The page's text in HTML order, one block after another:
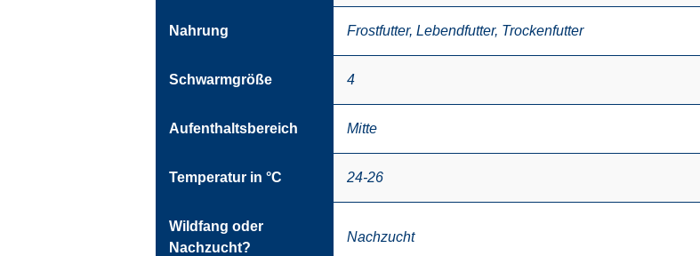
Nahrung Frostfutter, Lebendfutter, Trockenfutter
Schwarmgröße 4
Aufenthaltsbereich Mitte
Temperatur in °C 24-26
Wildfang oder
Nachzucht?
Nachzucht